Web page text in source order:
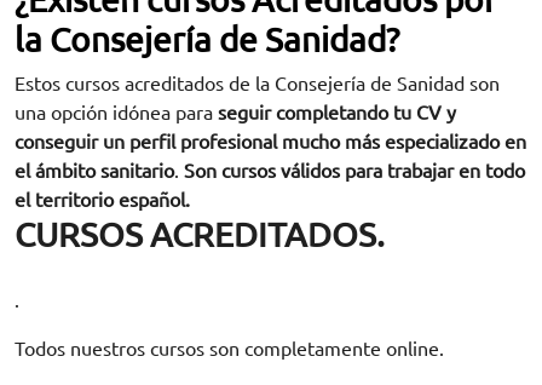
la Consejería de Sanidad?
Estos cursos acreditados de la Consejería de Sanidad son
una opción idónea para seguir completando tu CV y
conseguir un perfil profesional mucho más especializado en
el ámbito sanitario. Son cursos válidos para trabajar en todo
el territorio español.
CURSOS ACREDITADOS.
.
Todos nuestros cursos son completamente online.